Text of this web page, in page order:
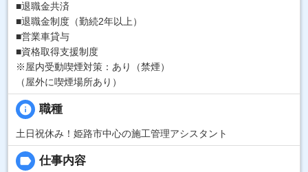
■退職金共済
■退職金制度（勤続2年以上）
■営業車貸与
■資格取得支援制度
※屋内受動喫煙対策：あり（禁煙）
（屋外に喫煙場所あり）
info 職種
土日祝休み！姫路市中心の施工管理アシスタント
label 仕事内容